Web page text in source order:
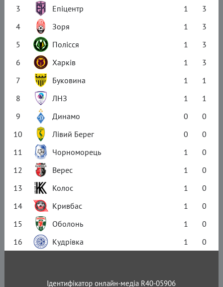
3
Епіцентр 1
3
4
Зоря 1
3
5
Полісся 1
3
6
Харків 1
3
7
Буковина 1
1
8
ЛНЗ 1
1
9
Динамо 0
0
10
Лівий Берег 0
0
11
Чорноморець 1
0
12
Верес 1
0
13
Колос 1
0
14
Кривбас 1
0
15
Оболонь 1
0
16
Кудрівка 1 0
Ідентифікатор онлайн-медіа R40-05906